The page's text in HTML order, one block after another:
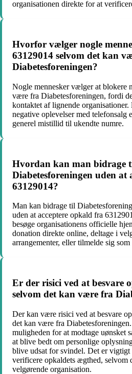
organisationen direkte for at
Hvorfor vælger nogle
63129014 selvom det kan
Diabetesforeningen?
Nogle mennesker vælger at blokere
være fra Diabetesforeningen, fordi
kontaktet af lignende
negative oplevelser med telefonsalg
generel mistillid til ukendte numre.
Hvordan kan man bidrage
Diabetesforeningen uden at
63129014?
Man kan bidrage til
uden at acceptere opkald fra
besøge organisationens officielle
donation direkte online, deltage i
arrangementer, eller tilmelde sig
Er der risici ved at besvare
selvom det kan være fra
Der kan være risici ved at besvare
det kan være fra
muligheden for at modtage uønsket
at blive bedt om personlige
blive udsat for svindel. Det er
verificere opkaldets ægthed, selvom
velgørende organisation.